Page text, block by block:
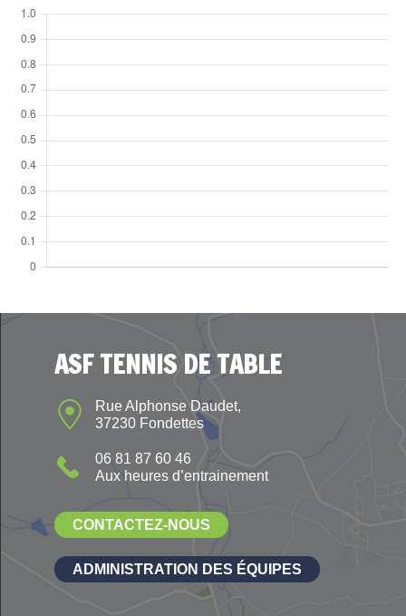
ASF TENNIS DE TABLE
Rue Alphonse Daudet,
37230 Fondettes
06 81 87 60 46
Aux heures d’entrainement
CONTACTEZ-NOUS
ADMINISTRATION DES ÉQUIPES